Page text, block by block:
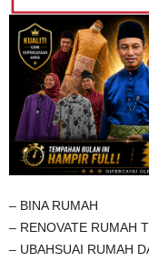
– BINA RUMAH
– RENOVATE RUMAH
– UBAHSUAI RUMAH